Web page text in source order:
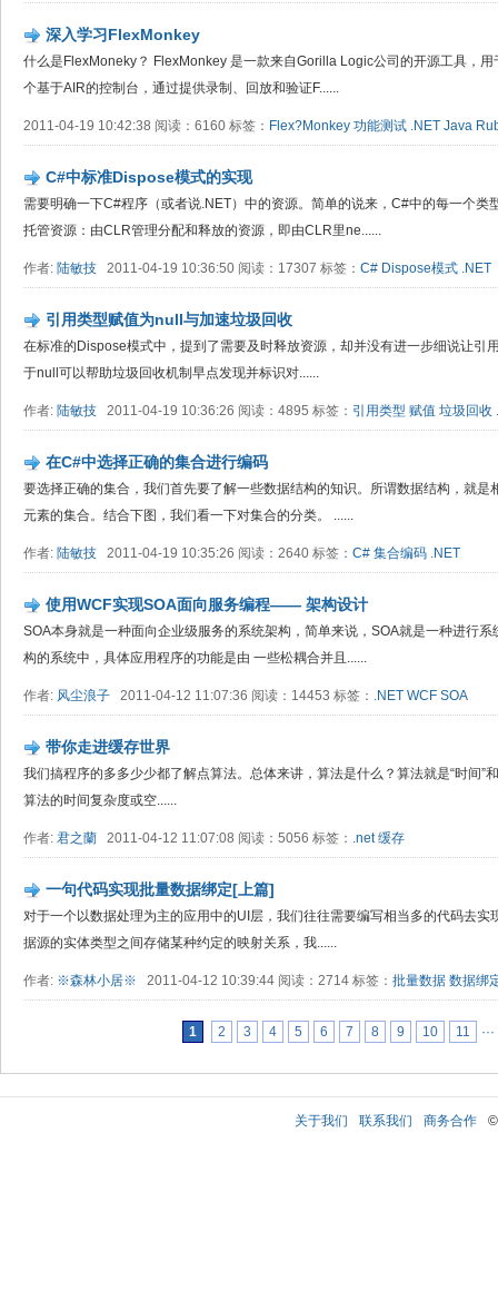
深入学习Flex​Monkey
什么是FlexMoneky？ FlexMonkey 是一款来自Gorilla Logic公司的开源工具，
个基于AIR的控制台，通过提供录制、回放和验证F......
2011-04-19 10:42:38 阅读：6160 标签： Flex?Monkey 功能测试 .NET Java
C#中标准Dispose模式的实现
需要明确一下C#程序（或者说.NET）中的资源。简单的说来，C#中的每一个类
托管资源：由CLR管理分配和释放的资源，即由CLR里ne......
作者: 陆敏技 2011-04-19 10:36:50 阅读：17307 标签： C# Dispose模式 .NET
引用类型赋值为null与加速垃圾回收
在标准的Dispose模式中，提到了需要及时释放资源，却并没有进一步细说让引
于null可以帮助垃圾回收机制早点发现并标识对......
作者: 陆敏技 2011-04-19 10:36:26 阅读：4895 标签： 引用类型 赋值 垃圾回收
在C#中选择正确的集合进行编码
要选择正确的集合，我们首先要了解一些数据结构的知识。所谓数据结构，就
元素的集合。结合下图，我们看一下对集合的分类。 ......
作者: 陆敏技 2011-04-19 10:35:26 阅读：2640 标签： C# 集合编码 .NET
使用WCF实现SOA面向服务编程—— 架构设计
SOA本身就是一种面向企业级服务的系统架构，简单来说，SOA就是一种进行
构的系统中，具体应用程序的功能是由 一些松耦合并且......
作者: 风尘浪子 2011-04-12 11:07:36 阅读：14453 标签： .NET WCF SOA
带你走进缓存世界
我们搞程序的多多少少都了解点算法。总体来讲，算法是什么？算法就是“时间”
算法的时间复杂度或空......
作者: 君之蘭 2011-04-12 11:07:08 阅读：5056 标签： .net 缓存
一句代码实现批量数据绑定[上篇]
对于一个以数据处理为主的应用中的UI层，我们往往需要编写相当多的代码去
据源的实体类型之间存储某种约定的映射关系，我......
作者: ※森林小居※ 2011-04-12 10:39:44 阅读：2714 标签： 批量数据 数据绑
1 2 3 4 5 6 7 8 9 10 11 ···
关于我们 联系我们 商务合作